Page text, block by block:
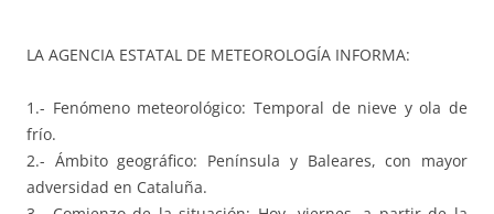
LA AGENCIA ESTATAL DE METEOROLOGÍA INFORMA:
1.- Fenómeno meteorológico: Temporal de nieve y ola de
frío.
2.- Ámbito geográfico: Península y Baleares, con mayor
adversidad en Cataluña.